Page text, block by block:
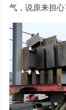
气，说原来担心